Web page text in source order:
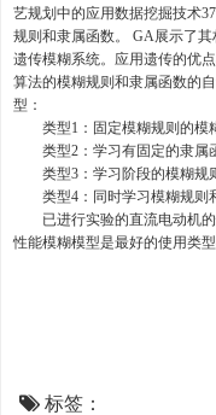
艺规划中的应用数据挖掘技术
规则和隶属函数。 GA展示了
遗传模糊系统。应用遗传的优
算法的模糊规则和隶属函数的
型：
类型1：固定模糊规则的模
类型2：学习有固定的隶属
类型3：学习阶段的模糊规
类型4：同时学习模糊规则
已进行实验的直流电动机的
性能模糊模型是最好的使用类型
标签：